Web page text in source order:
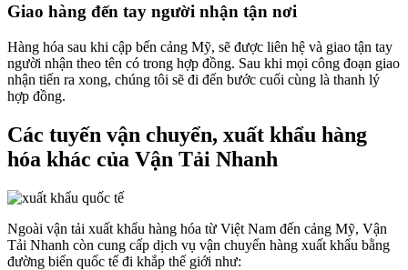
Giao hàng đến tay người nhận tận nơi
Hàng hóa sau khi cập bến cảng Mỹ, sẽ được liên hệ và giao tận tay
người nhận theo tên có trong hợp đồng. Sau khi mọi công đoạn giao
nhận tiến ra xong, chúng tôi sẽ đi đến bước cuối cùng là thanh lý
hợp đồng.
Các tuyến vận chuyển, xuất khẩu hàng
hóa khác của Vận Tải Nhanh
Ngoài vận tải xuất khẩu hàng hóa từ Việt Nam đến cảng Mỹ, Vận
Tải Nhanh còn cung cấp dịch vụ vận chuyển hàng xuất khẩu bằng
đường biển quốc tế đi khắp thế giới như: